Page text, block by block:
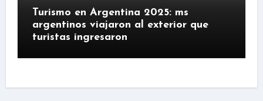
Turismo en Argentina 2025: ms
argentinos viajaron al exterior que
turistas ingresaron